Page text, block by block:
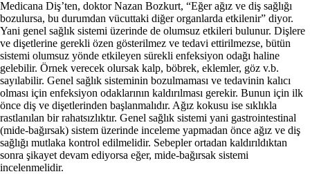
Medicana Diş’ten, doktor Nazan Bozkurt, “Eğer ağız ve diş sağlığı
bozulursa, bu durumdan vücuttaki diğer organlarda etkilenir” diyor.
Yani genel sağlık sistemi üzerinde de olumsuz etkileri bulunur. Dişlere
ve dişetlerine gerekli özen gösterilmez ve tedavi ettirilmezse, bütün
sistemi olumsuz yönde etkileyen sürekli enfeksiyon odağı haline
gelebilir. Örnek verecek olursak kalp, böbrek, eklemler, göz v.b.
sayılabilir. Genel sağlık sisteminin bozulmaması ve tedavinin kalıcı
olması için enfeksiyon odaklarının kaldırılması gerekir. Bunun için ilk
önce diş ve dişetlerinden başlanmalıdır. Ağız kokusu ise sıklıkla
rastlanılan bir rahatsızlıktır. Genel sağlık sistemi yani gastrointestinal
(mide-bağırsak) sistem üzerinde inceleme yapmadan önce ağız ve diş
sağlığı mutlaka kontrol edilmelidir. Sebepler ortadan kaldırıldıktan
sonra şikayet devam ediyorsa eğer, mide-bağırsak sistemi
incelenmelidir.